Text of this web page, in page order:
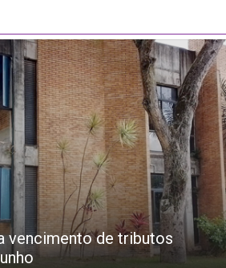
vencimento de tributos